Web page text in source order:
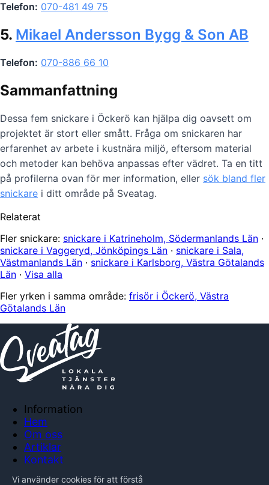
Telefon: 070-481 49 75
5. Mikael Andersson Bygg & Son AB
Telefon: 070-886 66 10
Sammanfattning
Dessa fem snickare i Öckerö kan hjälpa dig oavsett om
projektet är stort eller smått. Fråga om snickaren har
erfarenhet av arbete i kustnära miljö, eftersom material
och metoder kan behöva anpassas efter vädret. Ta en titt
på profilerna ovan för mer information, eller sök bland fler
snickare i ditt område på Sveatag.
Relaterat
Fler snickare: snickare i Katrineholm, Södermanlands Län ·
snickare i Vaggeryd, Jönköpings Län · snickare i Sala,
Västmanlands Län · snickare i Karlsborg, Västra Götalands
Län · Visa alla
Fler yrken i samma område: frisör i Öckerö, Västra
Götalands Län
Information
Hem
Om oss
Artiklar
Kontakt
Vi använder cookies för att förstå